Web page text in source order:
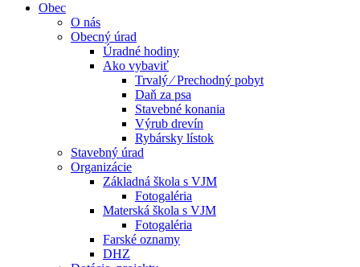
Obec
O nás
Obecný úrad
Úradné hodiny
Ako vybaviť
Trvalý ⁄ Prechodný pobyt
Daň za psa
Stavebné konania
Výrub drevín
Rybársky lístok
Stavebný úrad
Organizácie
Základná škola s VJM
Fotogaléria
Materská škola s VJM
Fotogaléria
Farské oznamy
DHZ